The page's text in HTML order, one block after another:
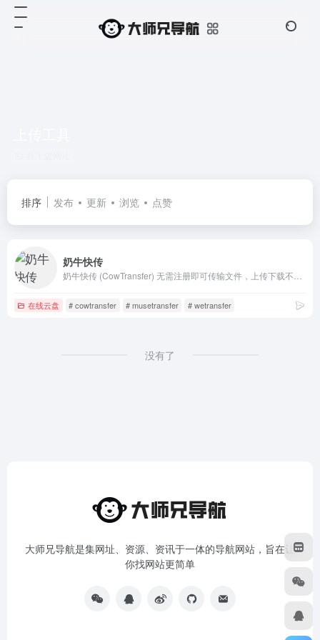
排序 发布 更新 浏览 点赞
奶牛快传
在线云盘 # cowtransfer # musetransfer # wetransfer
没有了
大师兄导航是集网址、资源、资讯于一体的导航网站，旨在让
你找网站更简单